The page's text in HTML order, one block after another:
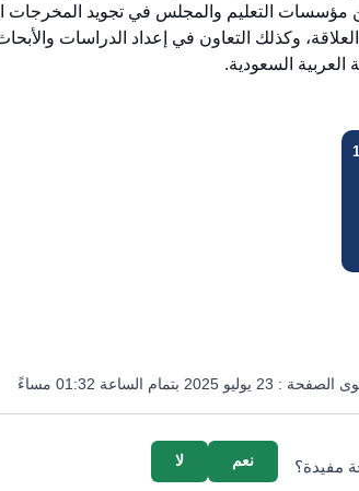
مؤسسات التعليم والمجلس في تجويد المخرجات
وكذلك التعاون في إعداد الدراسات
العربية السعودية.
الصفحة : 23 يوليو 2025 بتمام الساعة 01:32 مساءً
مفيدة؟ لا نعم